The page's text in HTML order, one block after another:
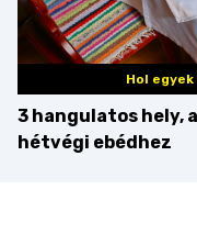
Hol egyek
3 hangulatos hely,
hétvégi ebédhez